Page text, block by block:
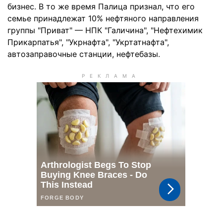
бизнес. В то же время Палица признал, что его
семье принадлежат 10% нефтяного направления
группы "Приват" — НПК "Галичина", "Нефтехимик
Прикарпатья", "Укрнафта", "Укртатнафта",
автозаправочные станции, нефтебазы.